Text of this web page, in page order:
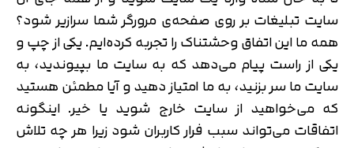
سایت تبلیغات بر روی صفحه‌ی مرورگر شما سرازیر شود؟
همه ما این اتفاق وحشتناک را تجربه کرده‌ایم. یکی از چپ و
یکی از راست پیام می‌دهد که به سایت ما بپیوندید، به
سایت ما سر بزنید، به ما امتیاز دهید و آیا مطمئن هستید
که می‌خواهید از سایت خارج شوید یا خیر. اینگونه
اتفاقات می‌تواند سبب فرار کاربران شود زیرا هر چه تلاش